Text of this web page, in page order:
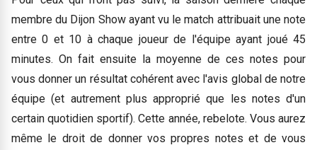
membre du Dijon Show ayant vu le match attribuait une note
entre 0 et 10 à chaque joueur de l'équipe ayant joué 45
minutes. On fait ensuite la moyenne de ces notes pour
vous donner un résultat cohérent avec l'avis global de notre
équipe (et autrement plus approprié que les notes d'un
certain quotidien sportif). Cette année, rebelote. Vous aurez
même le droit de donner vos propres notes et de vous